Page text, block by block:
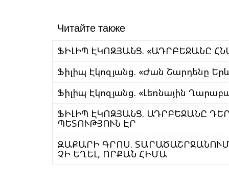
Читайте также
ՖԻԼԻՊ ԷԿՈԶՅԱՆՑ. «ԱԴՐԲԵՋԱՆԸ
Ֆիլիպ Էկոզյանց. «Ժան Շարդենը
Ֆիլիպ Էկոզյանց. «Լեռնային
ՖԻԼԻՊ ԷԿՈԶՅԱՆՑ. ԱԴՐԲԵՋԱՆԸ ԴԵՐ XVII
ՊԵՏՈՒԹՅՈՒՆ ԷՐ
ԶԱՔԱՐԻ ԳՐՈՍ.
ՉԻ ԵՂԵԼ, ՈՐՔԱՆ ՀԻՄԱ